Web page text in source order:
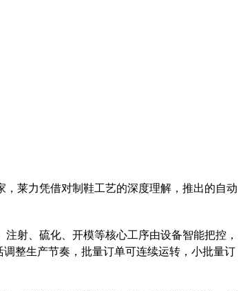
，莱力凭借对制鞋工艺的深度理解，推出的自动
射、硫化、开模等核心工序由设备智能把控，
整生产节奏，批量订单可连续运转，小批量订